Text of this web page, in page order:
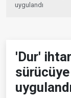
uygulandı
'Dur'